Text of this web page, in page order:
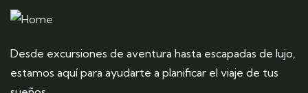
Desde excursiones de aventura hasta escapadas de lujo,
estamos aquí para ayudarte a planificar el viaje de tus